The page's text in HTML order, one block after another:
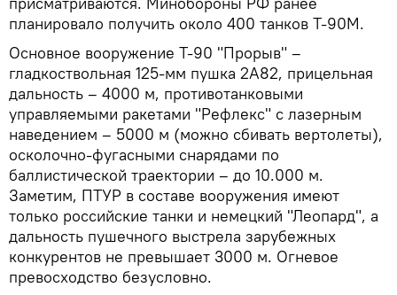
планировало получить около 400 танков Т-90М.
Основное вооружение Т-90 "Прорыв" –
гладкоствольная 125-мм пушка 2А82, прицельная
дальность – 4000 м, противотанковыми
управляемыми ракетами "Рефлекс" с лазерным
наведением – 5000 м (можно сбивать вертолеты),
осколочно-фугасными снарядами по
баллистической траектории – до 10.000 м.
Заметим, ПТУР в составе вооружения имеют
только российские танки и немецкий "Леопард", а
дальность пушечного выстрела зарубежных
конкурентов не превышает 3000 м. Огневое
превосходство безусловно.